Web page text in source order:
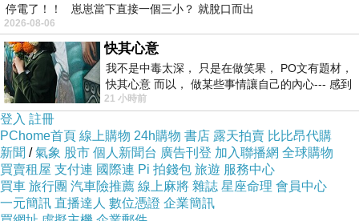
Major LEAGUE比較像前兩回介紹過，同樣由
BBM出版的週刊棒球和棒球雜誌，主題的挑選是
以各種話題或專業領域為中心。除了現狀的介
紹，還會融入歷史的回顧。同時，Major
LEAGUE也和週刊棒球一樣，會不定期出版增
刊，介紹特定的專題，例如MLB的歷代速球王。
Slugger的主題設定，則是隨著球季的進展為大
宗。然而也有幾個特集是每年出現，只是更新版
停電了！！ 崽崽當下直接一個三小？ 就脫口而出
2026-08-06
快其心意
我不是中毒太深， 只是在做笑果， PO文有題材，
快其心意 而以， 做某些事情讓自己的內心--- 感到
愉快。
21 小時前
登入 註冊
PChome首頁 線上購物 24h購物 書店 露天拍賣 比比昂代購
新聞 /氣象 股市 個人新聞台 廣告刊登 加入聯播網 全球購物
買賣租屋 支付連 國際連 Pi 拍錢包 旅遊 服務中心
買車 旅行團 汽車險推薦 線上麻將 雜誌 星座命理 會員中心
一元簡訊 直播達人 數位憑證 企業簡訊